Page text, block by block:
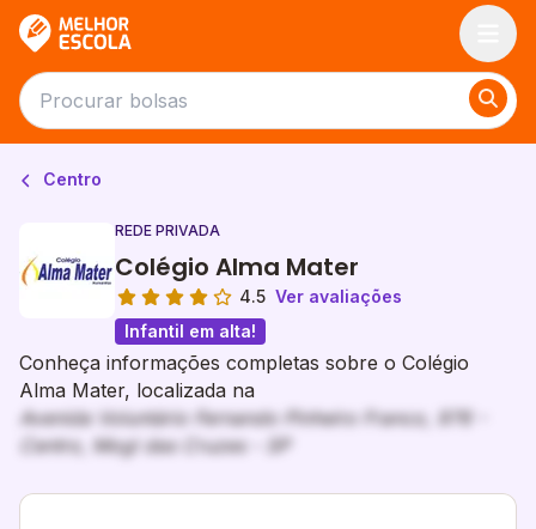
Centro
REDE PRIVADA
Colégio Alma Mater
4.5 Ver avaliações
Infantil em alta!
Conheça informações completas sobre o Colégio
Alma Mater, localizada na
Avenida Voluntário Fernando Pinheiro Franco, 976 -
Centro, Mogi das Cruzes - SP